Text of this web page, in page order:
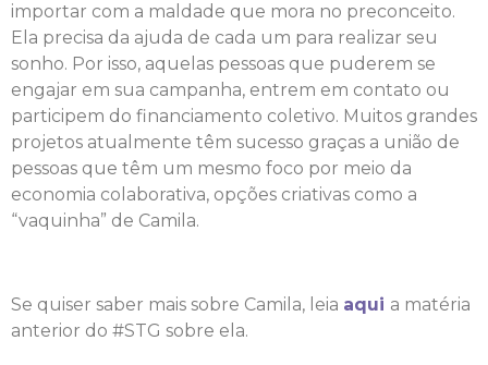
importar com a maldade que mora no preconceito.
Ela precisa da ajuda de cada um para realizar seu
sonho. Por isso, aquelas pessoas que puderem se
engajar em sua campanha, entrem em contato ou
participem do financiamento coletivo. Muitos grandes
projetos atualmente têm sucesso graças a união de
pessoas que têm um mesmo foco por meio da
economia colaborativa, opções criativas como a
“vaquinha” de Camila.
Se quiser saber mais sobre Camila, leia aqui a matéria
anterior do #STG sobre ela.